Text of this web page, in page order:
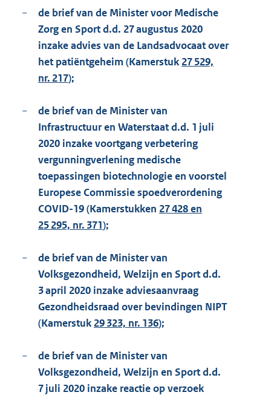
−
de brief van de Minister voor Medische
Zorg en Sport d.d. 27 augustus 2020
inzake advies van de Landsadvocaat over
het patiëntgeheim (Kamerstuk 27 529,
nr. 217);
−
de brief van de Minister van
Infrastructuur en Waterstaat d.d. 1 juli
2020 inzake voortgang verbetering
vergunningverlening medische
toepassingen biotechnologie en voorstel
Europese Commissie spoedverordening
COVID-19 (Kamerstukken 27 428 en
25 295, nr. 371);
−
de brief van de Minister van
Volksgezondheid, Welzijn en Sport d.d.
3 april 2020 inzake adviesaanvraag
Gezondheidsraad over bevindingen NIPT
(Kamerstuk 29 323, nr. 136);
−
de brief van de Minister van
Volksgezondheid, Welzijn en Sport d.d.
7 juli 2020 inzake reactie op verzoek